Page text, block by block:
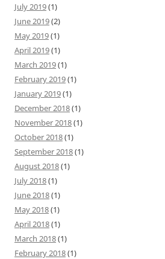
July 2019(1)
June 2019(2)
May 2019(1)
April 2019(1)
March 2019(1)
February 2019(1)
January 2019(1)
December 2018(1)
November 2018(1)
October 2018(1)
September 2018(1)
August 2018(1)
July 2018(1)
June 2018(1)
May 2018(1)
April 2018(1)
March 2018(1)
February 2018(1)